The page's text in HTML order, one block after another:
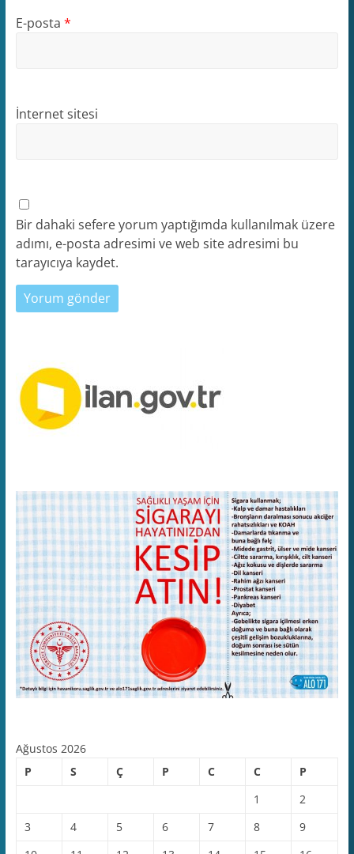
E-posta *
İnternet sitesi
Bir dahaki sefere yorum yaptığımda kullanılmak üzere
adımı, e-posta adresimi ve web site adresimi bu
tarayıcıya kaydet.
Ağustos 2026
P
S Ç P C C
P
1
2
3
4 5 6 7 8
9